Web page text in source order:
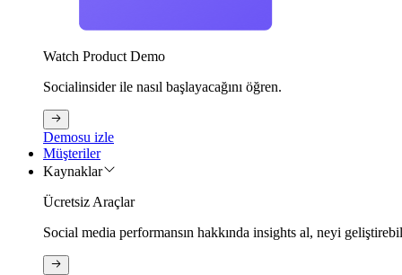
Watch Product Demo
Socialinsider ile nasıl başlayacağını öğren.
Demosu izle
Müşteriler
Kaynaklar
Ücretsiz Araçlar
Social media performansın hakkında insights al, neyi